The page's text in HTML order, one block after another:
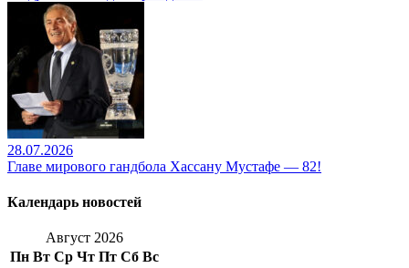
28.07.2026
Главе мирового гандбола Хассану Мустафе — 82!
Календарь новостей
Август 2026
Пн Вт Ср Чт Пт Сб Вс